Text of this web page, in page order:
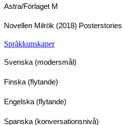
Astra/Förlaget M
Novellen Milrök (2018) Posterstories
Språkkunskaper
Svenska (modersmål)
Finska (flytande)
Engelska (flytande)
Spanska (konversationsnivå)